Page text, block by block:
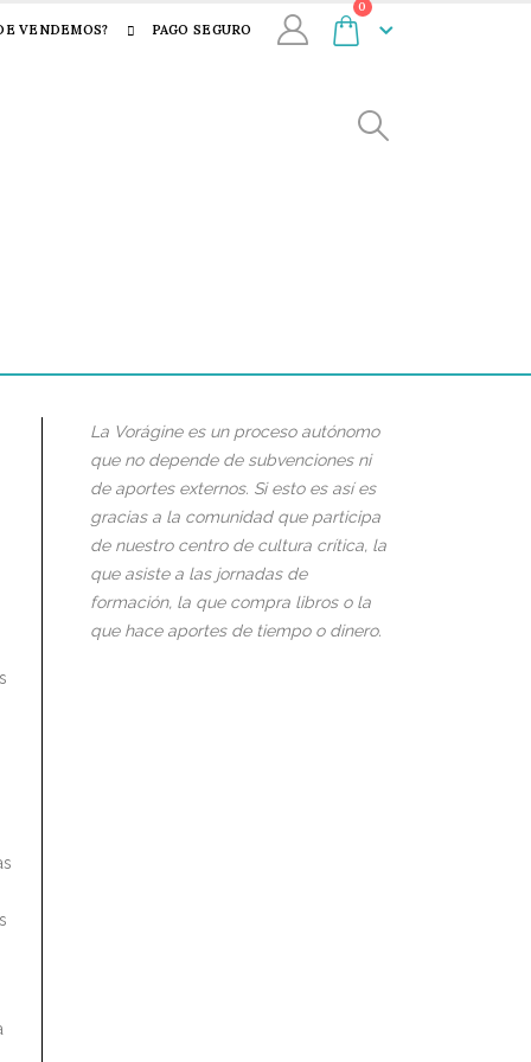
VENDEMOS? PAGO SEGURO
0
La Vorágine es un proceso autónomo
que no depende de subvenciones ni
de aportes externos. Si esto es así es
gracias a la comunidad que participa
de nuestro centro de cultura crítica, la
que asiste a las jornadas de
formación, la que compra libros o la
que hace aportes de tiempo o dinero.